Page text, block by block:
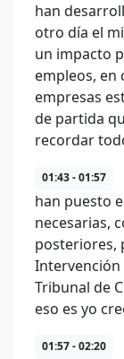
han
otro día el
un impacto
empleos, en
empresas
de partida
recordar
01:43 - 01:57
han puesto
necesarias,
posteriores,
Intervención
Tribunal de
eso es yo
01:57 - 02:20